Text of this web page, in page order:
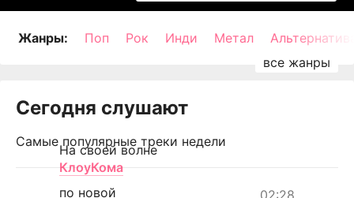
Жанры: Поп Рок Инди Метал
Сегодня слушают
Самые популярные треки недели
На своей волне
КлоуКома
02:28
по новой